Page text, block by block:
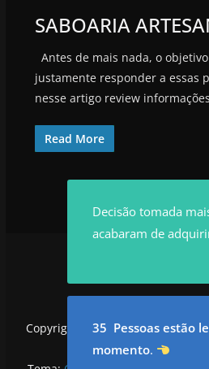
SABOARIA
Antes de mais nada, o
justamente responder a essas
nesse artigo review informações
Read More
Copyright © 2026
reservados.
Decisão tomada
acabaram de
35 Pessoas estão
momento.